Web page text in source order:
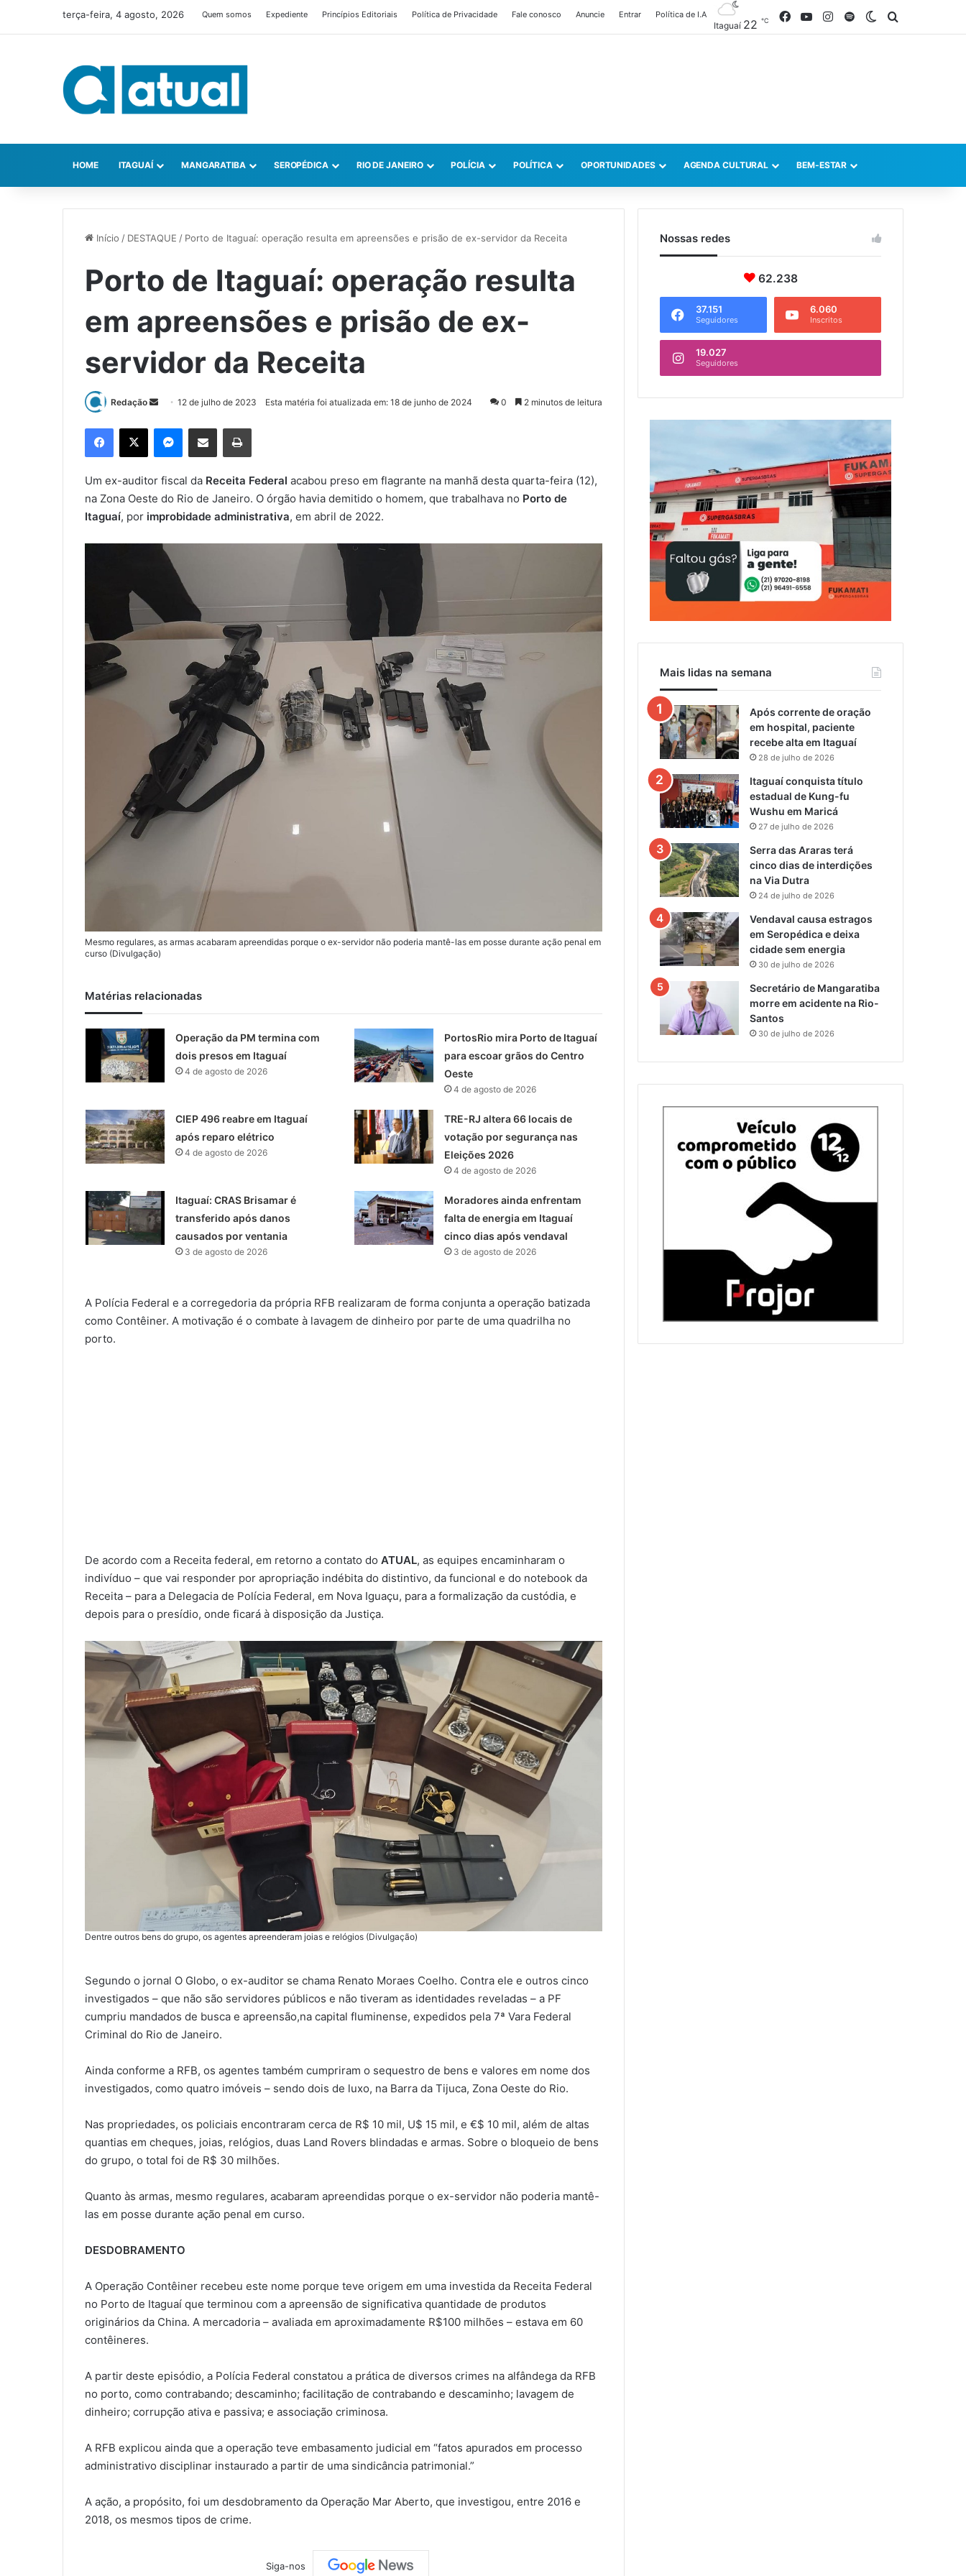
terça-feira, 4 agosto, 2026 Quem somos Expediente Princípios Editoriais Política de Privacidade Fale conosco Anuncie Entrar Política de I.A
Itaguaí 22 ℃ FacebookYouTubeInstagram
SpotifySwitch skin
HOME ITAGUAÍ MANGARATIBA SEROPÉDICA RIO DE JANEIRO POLÍCIA POLÍTICA OPORTUNIDADES AGENDA CULTURAL BEM-ESTAR
Início / DESTAQUE / Porto de Itaguaí: operação resulta em apreensões e prisão de ex-servidor da Receita
Porto de Itaguaí: operação resulta
em apreensões e prisão de ex-
servidor da Receita
Redação
m
e
12 de julho de 2023 Esta matéria foi atualizada em: 18 de junho de 2024 0 2 minutos de leitura
Um ex-auditor fiscal da Receita Federal acabou preso em flagrante na manhã desta quarta-feira (12),
na Zona Oeste do Rio de Janeiro. O órgão havia demitido o homem, que trabalhava no Porto de
Itaguaí, por improbidade administrativa, em abril de 2022.
Mesmo regulares, as armas acabaram apreendidas porque o ex-servidor não poderia mantê-las em posse durante ação penal em
curso (Divulgação)
Matérias relacionadas
Operação da PM termina com
dois presos em Itaguaí
4 de agosto de 2026
PortosRio mira Porto de Itaguaí
para escoar grãos do Centro
Oeste
4 de agosto de 2026
CIEP 496 reabre em Itaguaí
após reparo elétrico
4 de agosto de 2026
TRE-RJ altera 66 locais de
votação por segurança nas
Eleições 2026
4 de agosto de 2026
Itaguaí: CRAS Brisamar é
transferido após danos
causados por ventania
3 de agosto de 2026
Moradores ainda enfrentam
falta de energia em Itaguaí
cinco dias após vendaval
3 de agosto de 2026
A Polícia Federal e a corregedoria da própria RFB realizaram de forma conjunta a operação batizada
como Contêiner. A motivação é o combate à lavagem de dinheiro por parte de uma quadrilha no
porto.
De acordo com a Receita federal, em retorno a contato do ATUAL, as equipes encaminharam o
indivíduo – que vai responder por apropriação indébita do distintivo, da funcional e do notebook da
Receita – para a Delegacia de Polícia Federal, em Nova Iguaçu, para a formalização da custódia, e
depois para o presídio, onde ficará à disposição da Justiça.
Dentre outros bens do grupo, os agentes apreenderam joias e relógios (Divulgação)
Segundo o jornal O Globo, o ex-auditor se chama Renato Moraes Coelho. Contra ele e outros cinco
investigados – que não são servidores públicos e não tiveram as identidades reveladas – a PF
cumpriu mandados de busca e apreensão,na capital fluminense, expedidos pela 7ª Vara Federal
Criminal do Rio de Janeiro.
Ainda conforme a RFB, os agentes também cumpriram o sequestro de bens e valores em nome dos
investigados, como quatro imóveis – sendo dois de luxo, na Barra da Tijuca, Zona Oeste do Rio.
Nas propriedades, os policiais encontraram cerca de R$ 10 mil, U$ 15 mil, e €$ 10 mil, além de altas
quantias em cheques, joias, relógios, duas Land Rovers blindadas e armas. Sobre o bloqueio de bens
do grupo, o total foi de R$ 30 milhões.
Quanto às armas, mesmo regulares, acabaram apreendidas porque o ex-servidor não poderia mantê-
las em posse durante ação penal em curso.
DESDOBRAMENTO
A Operação Contêiner recebeu este nome porque teve origem em uma investida da Receita Federal
no Porto de Itaguaí que terminou com a apreensão de significativa quantidade de produtos
originários da China. A mercadoria – avaliada em aproximadamente R$100 milhões – estava em 60
contêineres.
A partir deste episódio, a Polícia Federal constatou a prática de diversos crimes na alfândega da RFB
no porto, como contrabando; descaminho; facilitação de contrabando e descaminho; lavagem de
dinheiro; corrupção ativa e passiva; e associação criminosa.
A RFB explicou ainda que a operação teve embasamento judicial em “fatos apurados em processo
administrativo disciplinar instaurado a partir de uma sindicância patrimonial.”
A ação, a propósito, foi um desdobramento da Operação Mar Aberto, que investigou, entre 2016 e
2018, os mesmos tipos de crime.
Siga-nos
Nossas redes
62.238
37.151
Seguidores
6.060
Inscritos
19.027
Seguidores
Mais lidas na semana
Após corrente de oração
em hospital, paciente
recebe alta em Itaguaí
28 de julho de 2026
Itaguaí conquista título
estadual de Kung-fu
Wushu em Maricá
27 de julho de 2026
Serra das Araras terá
cinco dias de interdições
na Via Dutra
24 de julho de 2026
Vendaval causa estragos
em Seropédica e deixa
cidade sem energia
30 de julho de 2026
Secretário de Mangaratiba
morre em acidente na Rio-
Santos
30 de julho de 2026